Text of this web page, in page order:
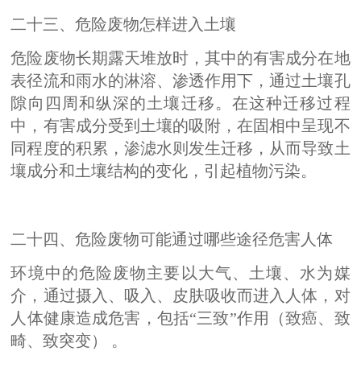
二十三、危险废物怎样进入土壤
危险废物长期露天堆放时，其中的有害成分在地
表径流和雨水的淋溶、渗透作用下，通过土壤孔
隙向四周和纵深的土壤迁移。在这种迁移过程
中，有害成分受到土壤的吸附，在固相中呈现不
同程度的积累，渗滤水则发生迁移，从而导致土
壤成分和土壤结构的变化，引起植物污染。
二十四、危险废物可能通过哪些途径危害人体
环境中的危险废物主要以大气、土壤、水为媒
介，通过摄入、吸入、皮肤吸收而进入人体，对
人体健康造成危害，包括“三致”作用（致癌、致
畸、致突变） 。